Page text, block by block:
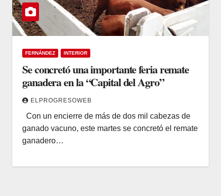
FERNÁNDEZ INTERIOR
Se concretó una importante feria remate
ganadera en la “Capital del Agro”
ELPROGRESOWEB
Con un encierre de más de dos mil cabezas de
ganado vacuno, este martes se concretó el remate
ganadero…